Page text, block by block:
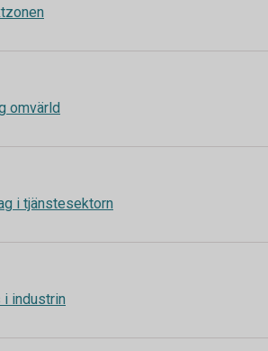
omvärld
i tjänstesektorn
industrin